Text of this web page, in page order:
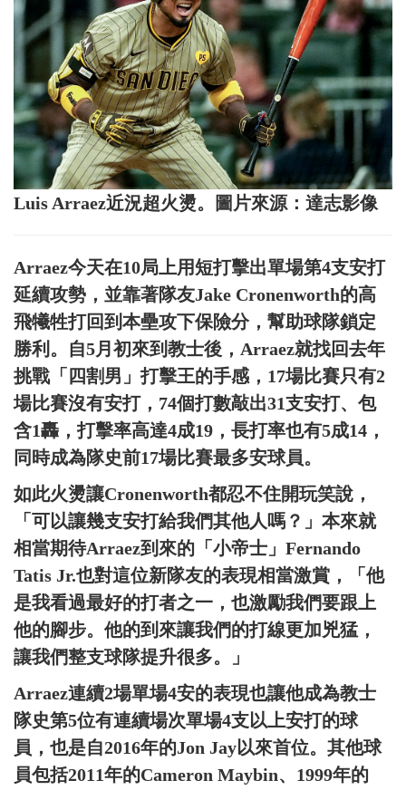
Luis Arraez近況超火燙。圖片來源：達志影像
Arraez今天在10局上用短打擊出單場第4支安打
延續攻勢，並靠著隊友Jake Cronenworth的高
飛犧牲打回到本壘攻下保險分，幫助球隊鎖定
勝利。自5月初來到教士後，Arraez就找回去年
挑戰「四割男」打擊王的手感，17場比賽只有2
場比賽沒有安打，74個打數敲出31支安打、包
含1轟，打擊率高達4成19，長打率也有5成14，
同時成為隊史前17場比賽最多安球員。
如此火燙讓Cronenworth都忍不住開玩笑說，
「可以讓幾支安打給我們其他人嗎？」本來就
相當期待Arraez到來的「小帝士」Fernando
Tatis Jr.也對這位新隊友的表現相當激賞，「他
是我看過最好的打者之一，也激勵我們要跟上
他的腳步。他的到來讓我們的打線更加兇猛，
讓我們整支球隊提升很多。」
Arraez連續2場單場4安的表現也讓他成為教士
隊史第5位有連續場次單場4支以上安打的球
員，也是自2016年的Jon Jay以來首位。其他球
員包括2011年的Cameron Maybin、1999年的